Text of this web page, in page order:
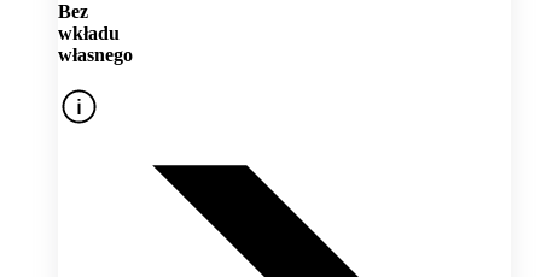
Bez
wkładu
własnego